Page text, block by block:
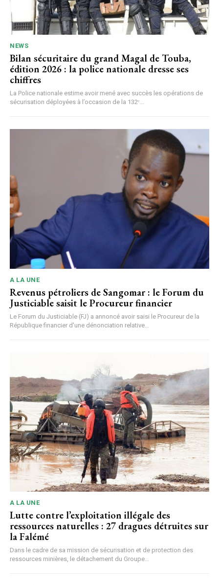
NEWS
Bilan sécuritaire du grand Magal de Touba,
édition 2026 : la police nationale dresse ses
chiffres
La Police nationale estime avoir mené avec succès les opérations de
sécurisation déployées à l’occasion de la 132ᵉ...
A LA UNE
Revenus pétroliers de Sangomar : le Forum du
Justiciable saisit le Procureur financier
Le Forum du Justiciable (FJ) a annoncé avoir saisi le Procureur de la
République financier d'une dénonciation relative...
A LA UNE
Lutte contre l’exploitation illégale des
ressources naturelles : 27 dragues détruites sur
la Falémé
Dans le cadre de sa mission de sécurisation et de protection des
ressources minières, le détachement du Groupe...